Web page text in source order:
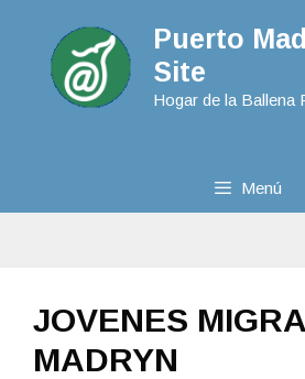
Puerto
Site
Hogar de la Ballena
Menú
JOVENES
MADRYN